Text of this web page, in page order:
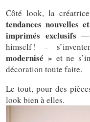
Côté look, la
tendances nouvelles
imprimés exclusifs —
himself ! –
modernisé » et ne
décoration toute faite.
Le tout, pour des
look bien à elles.